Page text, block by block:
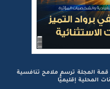
قمة المجلة ترسم ملامح تنافسية
المحلية إقليميًّا